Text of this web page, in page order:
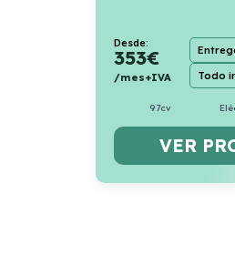
Desde:
353€
/mes+IVA
Todo
97cv
VER